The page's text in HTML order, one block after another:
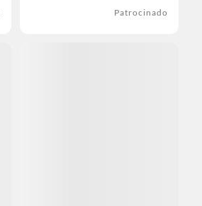
Patrocinado